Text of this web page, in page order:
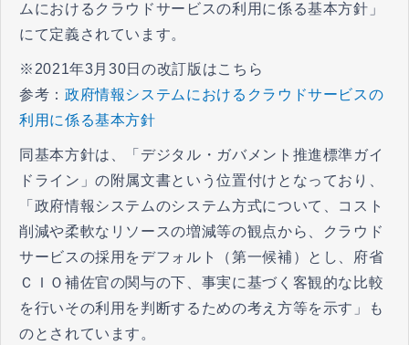
ムにおけるクラウドサービスの利用に係る基本方針」
にて定義されています。
※2021年3月30日の改訂版はこちら
参考： 政府情報システムにおけるクラウドサービスの
利用に係る基本方針
同基本方針は、「デジタル・ガバメント推進標準ガイ
ドライン」の附属文書という位置付けとなっており、
「政府情報システムのシステム方式について、コスト
削減や柔軟なリソースの増減等の観点から、クラウド
サービスの採用をデフォルト（第一候補）とし、府省
ＣＩＯ補佐官の関与の下、事実に基づく客観的な比較
を行いその利用を判断するための考え方等を示す」も
のとされています。